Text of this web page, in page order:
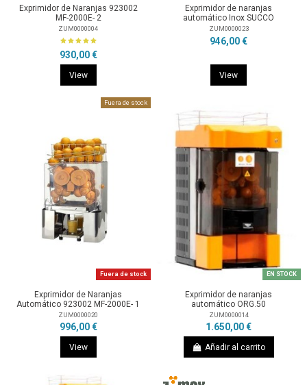
Exprimidor de Naranjas 923002
MF-2000E- 2
ZUM0000004
930,00 €
View
Exprimidor de naranjas
automático Inox SUCCO
ZUM0000023
946,00 €
View
Fuera de stock
Fuera de stock
Exprimidor de Naranjas
Automático 923002 MF-2000E- 1
ZUM0000020
996,00 €
View
EN STOCK
Exprimidor de naranjas
automático ORG.50
ZUM0000014
1.650,00 €
Añadir al carrito